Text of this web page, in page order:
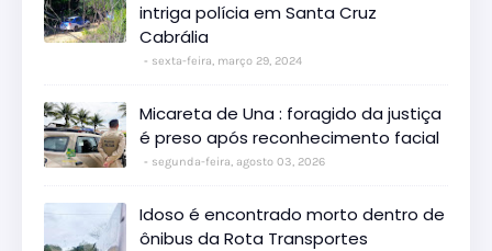
intriga polícia em Santa Cruz
Cabrália
sexta-feira, março 29, 2024
Micareta de Una : foragido da justiça
é preso após reconhecimento facial
segunda-feira, agosto 03, 2026
Idoso é encontrado morto dentro de
ônibus da Rota Transportes